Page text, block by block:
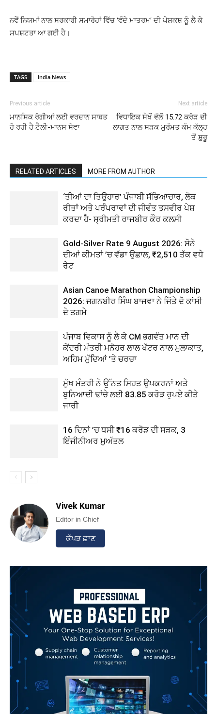
ਨਵੇਂ ਨਿਯਮਾਂ ਨਾਲ ਸਰਕਾਰੀ ਸਮਾਰੋਹਾਂ ਵਿੱਚ ‘ਵੰਦੇ ਮਾਤਰਮ’ ਦੀ ਪੇਸ਼ਕਸ਼ ਨੂੰ ਲੈ ਕੇ
ਸਪਸ਼ਟਤਾ ਆ ਗਈ ਹੈ।
TAGS India News
Previous article
ਮਾਨਸਿਕ ਰੋਗੀਆਂ ਲਈ ਵਰਦਾਨ ਸਾਬਤ
ਹੋ ਰਹੀ ਹੈ ਟੈਲੀ-ਮਾਨਸ ਸੇਵਾ
Next article
ਵਿਧਾਇਕ ਸੇਖੋਂ ਵੱਲੋਂ 15.72 ਕਰੋੜ ਦੀ
ਲਾਗਤ ਨਾਲ ਸੜਕ ਮੁਰੰਮਤ ਕੰਮ ਕੱਲ੍ਹ
ਤੋਂ ਸ਼ੁਰੂ
RELATED ARTICLES MORE FROM AUTHOR
‘ਤੀਆਂ ਦਾ ਤਿਉਹਾਰ’ ਪੰਜਾਬੀ ਸੱਭਿਆਚਾਰ, ਲੋਕ
ਰੀਤਾਂ ਅਤੇ ਪਰੰਪਰਾਵਾਂ ਦੀ ਜੀਵੰਤ ਤਸਵੀਰ ਪੇਸ਼
ਕਰਦਾ ਹੈ- ਸ੍ਰੀਮਤੀ ਰਾਜਬੀਰ ਕੌਰ ਕਲਸੀ
Gold-Silver Rate 9 August 2026: ਸੋਨੇ
ਦੀਆਂ ਕੀਮਤਾਂ ’ਚ ਵੱਡਾ ਉਛਾਲ, ₹2,510 ਤੱਕ ਵਧੇ
ਰੇਟ
Asian Canoe Marathon Championship
2026: ਜਗਨਬੀਰ ਸਿੰਘ ਬਾਜਵਾ ਨੇ ਜਿੱਤੇ ਦੋ ਕਾਂਸੀ
ਦੇ ਤਗਮੇ
ਪੰਜਾਬ ਵਿਕਾਸ ਨੂੰ ਲੈ ਕੇ CM ਭਗਵੰਤ ਮਾਨ ਦੀ
ਕੇਂਦਰੀ ਮੰਤਰੀ ਮਨੋਹਰ ਲਾਲ ਖੱਟਰ ਨਾਲ ਮੁਲਾਕਾਤ,
ਅਹਿਮ ਮੁੱਦਿਆਂ ’ਤੇ ਚਰਚਾ
ਮੁੱਖ ਮੰਤਰੀ ਨੇ ਉੱਨਤ ਸਿਹਤ ਉਪਕਰਨਾਂ ਅਤੇ
ਬੁਨਿਆਦੀ ਢਾਂਚੇ ਲਈ 83.85 ਕਰੋੜ ਰੁਪਏ ਕੀਤੇ
ਜਾਰੀ
16 ਦਿਨਾਂ ’ਚ ਧਸੀ ₹16 ਕਰੋੜ ਦੀ ਸੜਕ, 3
ਇੰਜੀਨੀਅਰ ਮੁਅੱਤਲ
Vivek Kumar
Editor in Chief
ਕੱਪੜ ਛਾਣ